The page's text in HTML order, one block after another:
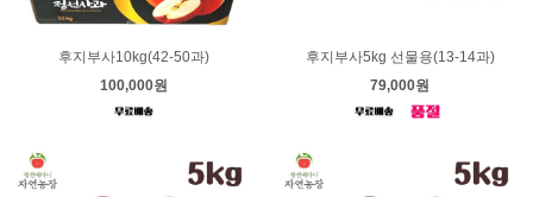
후지부사10kg(42-50과)
100,000원
후지부사5kg 선물용(13-14과)
79,000원